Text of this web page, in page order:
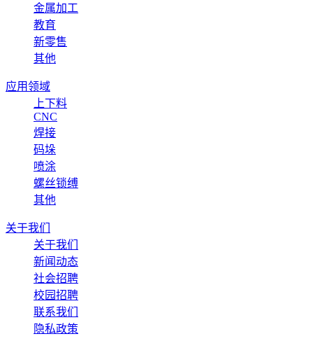
金属加工
教育
新零售
其他
应用领域
上下料
CNC
焊接
码垛
喷涂
螺丝锁缚
其他
关于我们
关于我们
新闻动态
社会招聘
校园招聘
联系我们
隐私政策